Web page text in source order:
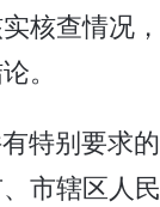
核查情况
。
特别要求
市辖区人